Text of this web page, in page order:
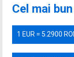
Cel mai
1 EUR = 5.2900